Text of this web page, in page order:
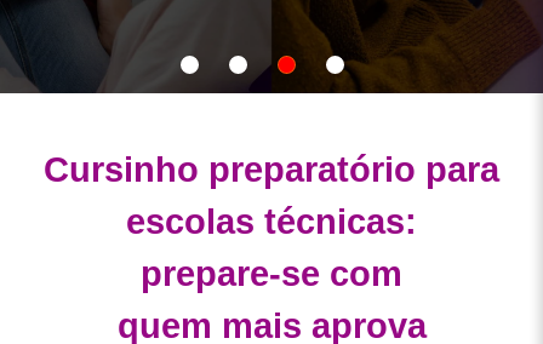
Show
Show
Cursinho preparatório para
escolas técnicas:
prepare-se com
quem mais aprova